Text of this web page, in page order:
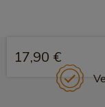
17,90 €